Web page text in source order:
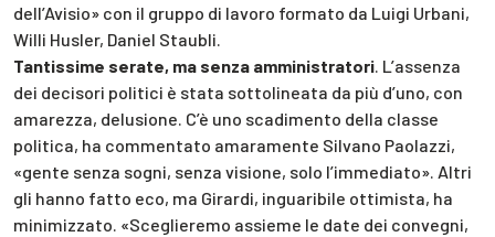
dell’Avisio» con il gruppo di lavoro formato da Luigi Urbani,
Willi Husler, Daniel Staubli.
Tantissime serate, ma senza amministratori . L’assenza
dei decisori politici è stata sottolineata da più d’uno, con
amarezza, delusione. C’è uno scadimento della classe
politica, ha commentato amaramente Silvano Paolazzi,
«gente senza sogni, senza visione, solo l’immediato». Altri
gli hanno fatto eco, ma Girardi, inguaribile ottimista, ha
minimizzato. «Sceglieremo assieme le date dei convegni,